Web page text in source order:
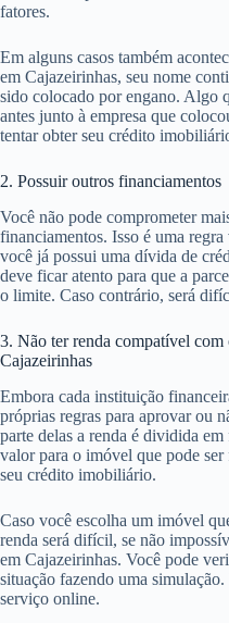
fatores.
Em alguns casos também
em Cajazeirinhas, seu nome
sido colocado por engano. Algo
antes junto à empresa que
tentar obter seu crédito
2. Possuir outros financiamentos
Você não pode comprometer
financiamentos. Isso é uma
você já possui uma dívida de
deve ficar atento para que a
o limite. Caso contrário, será
3. Não ter renda compatível
Cajazeirinhas
Embora cada instituição
próprias regras para aprovar ou
parte delas a renda é dividida
valor para o imóvel que pode
seu crédito imobiliário.
Caso você escolha um imóvel
renda será difícil, se não
em Cajazeirinhas. Você pode
situação fazendo uma
serviço online.